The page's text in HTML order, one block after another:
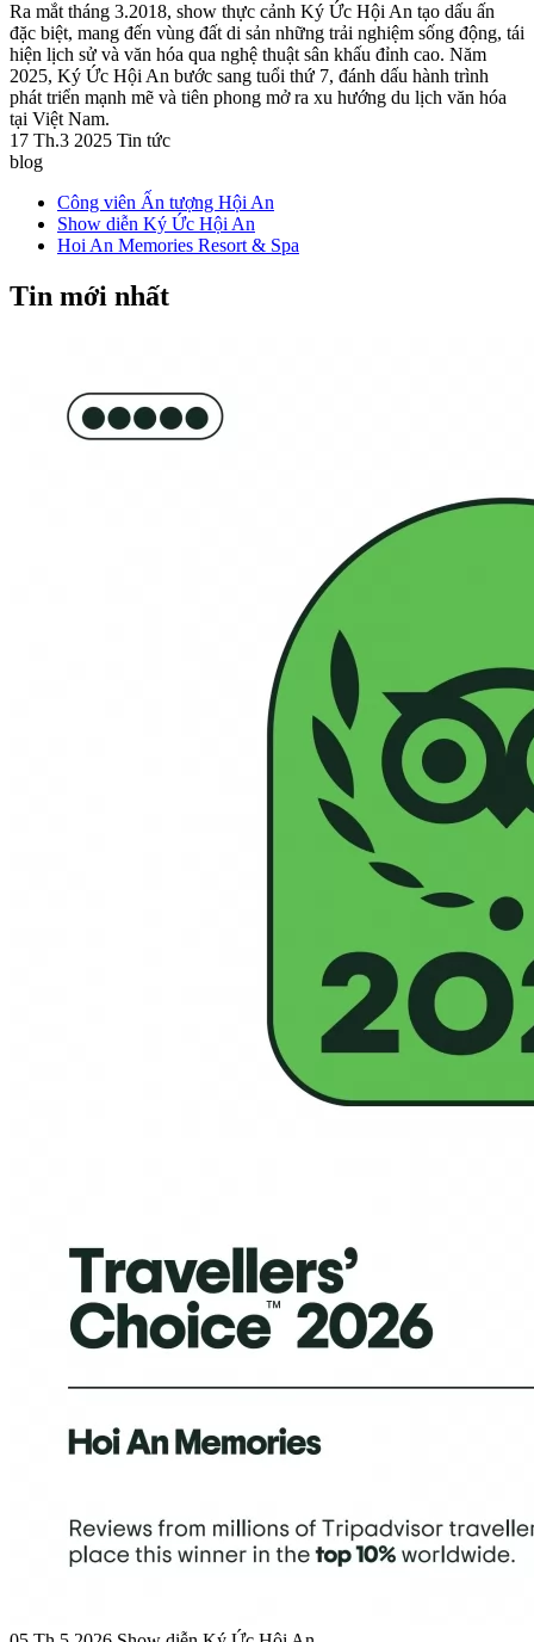
Ra mắt tháng 3.2018, show thực cảnh Ký Ức Hội An tạo dấu ấn
đặc biệt, mang đến vùng đất di sản những trải nghiệm sống động, tái
hiện lịch sử và văn hóa qua nghệ thuật sân khấu đỉnh cao. Năm
2025, Ký Ức Hội An bước sang tuổi thứ 7, đánh dấu hành trình
phát triển mạnh mẽ và tiên phong mở ra xu hướng du lịch văn hóa
tại Việt Nam.
17 Th.3 2025 Tin tức
blog
Công viên Ấn tượng Hội An
Show diễn Ký Ức Hội An
Hoi An Memories Resort & Spa
Tin mới nhất